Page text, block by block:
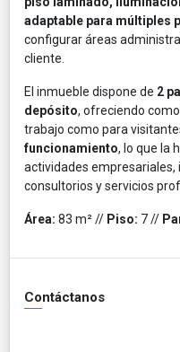
adaptable para múltiples
configurar áreas
cliente.
El inmueble dispone de 2
depósito, ofreciendo
trabajo como para
funcionamiento, lo que la
actividades empresariales,
consultorios y servicios
Área: 83 m² // Piso: 7 //
Contáctanos